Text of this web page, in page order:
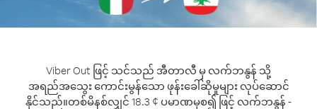
Viber Out ဖြင့် သင်သည် အီတာလီ မှ လက်ဘနွန် သို့
အရည်အသွေး ကောင်းမွန်သော ဖုန်းခေါ်ဆိုမှုများ လုပ်ဆောင်
နိုင်သည်။တစ်မိနစ်လျှင် 18.3 ¢ ပမာဏမှစ၍ ဖြင့် လက်ဘနွန် -